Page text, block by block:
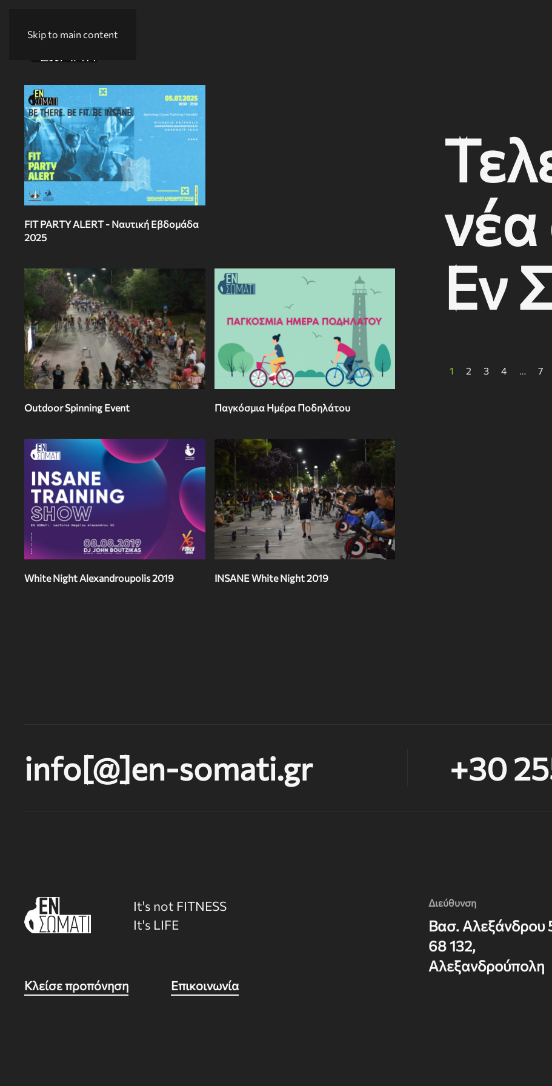
Skip to main content
Εν
1 2 3 4 … 7
FIT PARTY ALERT - Ναυτική Εβδομάδα
2025
Παγκόσμια Ημέρα Ποδηλάτου
Outdoor Spinning Event
INSANE White Night 2019
White Night Alexandroupolis 2019
info[@]en-somati.gr +30
It's not FITNESS
It's LIFE
Κλείσε προπόνηση Επικοινωνία
Διεύθυνση
Βασ. Αλεξάνδρου
68 132,
Αλεξανδρούπολη